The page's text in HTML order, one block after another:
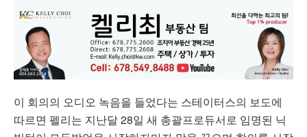
이 회의의 오디오 녹음을 들었다는 스테이터스의 보도에
따르면 펠리는 지난달 28일 새 총괄프로듀서로 임명된 닉